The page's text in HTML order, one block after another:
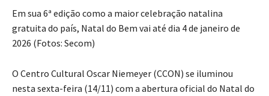
Em sua 6ª edição como a maior celebração natalina
gratuita do país, Natal do Bem vai até dia 4 de janeiro de
2026 (Fotos: Secom)
O Centro Cultural Oscar Niemeyer (CCON) se iluminou
nesta sexta-feira (14/11) com a abertura oficial do Natal do